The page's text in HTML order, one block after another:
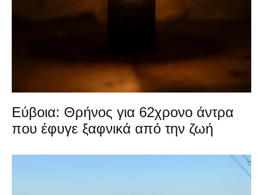
Εύβοια: Θρήνος για 62χρονο άντρα
που έφυγε ξαφνικά από την ζωή